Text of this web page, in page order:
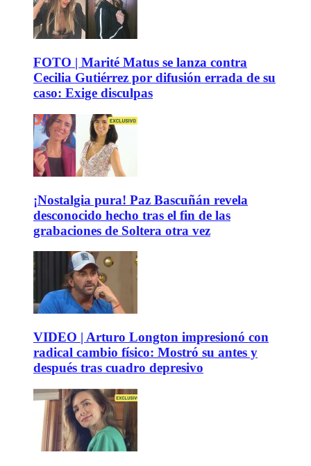
FOTO | Marité Matus se lanza contra
Cecilia Gutiérrez por difusión errada de su
caso: Exige disculpas
¡Nostalgia pura! Paz Bascuñán revela
desconocido hecho tras el fin de las
grabaciones de Soltera otra vez
VIDEO | Arturo Longton impresionó con
radical cambio físico: Mostró su antes y
después tras cuadro depresivo